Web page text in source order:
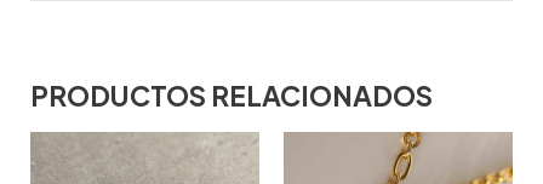
PRODUCTOS RELACIONADOS